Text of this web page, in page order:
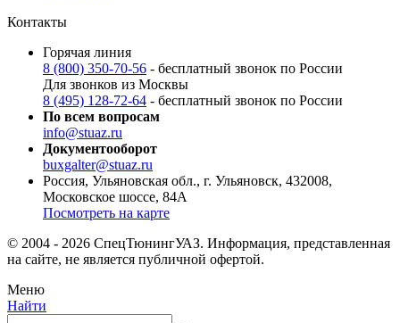
Контакты
Горячая линия
8 (800) 350-70-56 - бесплатный звонок по России
Для звонков из Москвы
8 (495) 128-72-64 - бесплатный звонок по России
По всем вопросам
info@stuaz.ru
Документооборот
buxgalter@stuaz.ru
Россия, Ульяновская обл., г. Ульяновск, 432008,
Московское шоссе, 84А
Посмотреть на карте
© 2004 - 2026 СпецТюнингУАЗ. Информация, представленная
на сайте, не является публичной офертой.
Меню
Найти